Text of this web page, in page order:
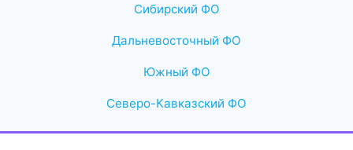
Сибирский ФО
Дальневосточный ФО
Южный ФО
Северо-Кавказский ФО